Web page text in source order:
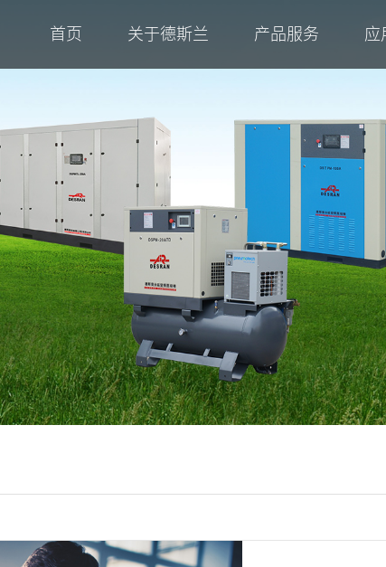
首页 关于德斯兰 产品服务 应